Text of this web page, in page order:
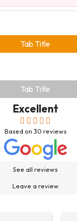
Tab Title
Tab Title
Excellent
Based on 30 reviews
See all reviews
Leave a review